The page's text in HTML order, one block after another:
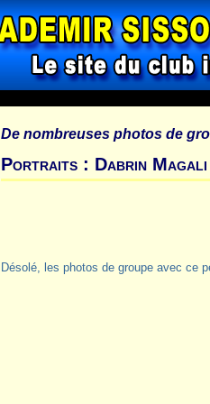
De nombreuses photos de
Portraits : Dabrin Magali
Désolé, les photos de groupe avec ce